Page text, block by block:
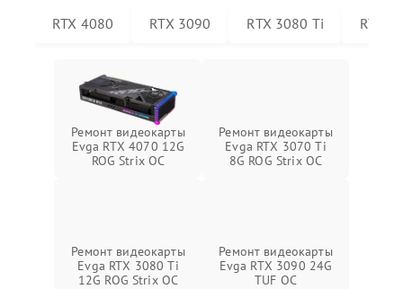
RTX 4080 RTX 3090 RTX 3080 Ti RTX
Ремонт видеокарты
Evga RTX 4070 12G
ROG Strix OC
Ремонт видеокарты
Evga RTX 3070 Ti
8G ROG Strix OC
Ремонт видеокарты
Evga RTX 3080 Ti
12G ROG Strix OC
Ремонт видеокарты
Evga RTX 3090 24G
TUF OC